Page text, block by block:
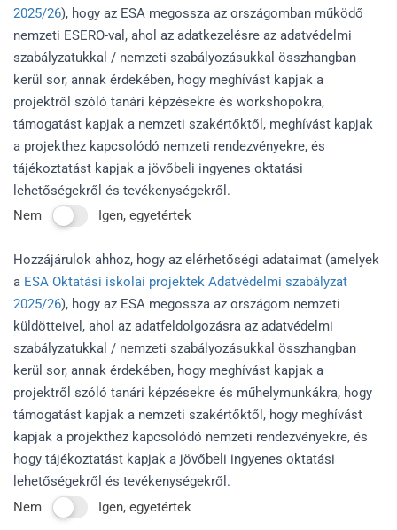
2025/26), hogy az ESA megossza az országomban működő
nemzeti ESERO-val, ahol az adatkezelésre az adatvédelmi
szabályzatukkal / nemzeti szabályozásukkal összhangban
kerül sor, annak érdekében, hogy meghívást kapjak a
projektről szóló tanári képzésekre és workshopokra,
támogatást kapjak a nemzeti szakértőktől, meghívást kapjak
a projekthez kapcsolódó nemzeti rendezvényekre, és
tájékoztatást kapjak a jövőbeli ingyenes oktatási
lehetőségekről és tevékenységekről.
Nem
Igen, egyetértek
Hozzájárulok ahhoz, hogy az elérhetőségi adataimat (amelyek
a ESA Oktatási iskolai projektek Adatvédelmi szabályzat
2025/26), hogy az ESA megossza az országom nemzeti
küldötteivel, ahol az adatfeldolgozásra az adatvédelmi
szabályzatukkal / nemzeti szabályozásukkal összhangban
kerül sor, annak érdekében, hogy meghívást kapjak a
projektről szóló tanári képzésekre és műhelymunkákra, hogy
támogatást kapjak a nemzeti szakértőktől, hogy meghívást
kapjak a projekthez kapcsolódó nemzeti rendezvényekre, és
hogy tájékoztatást kapjak a jövőbeli ingyenes oktatási
lehetőségekről és tevékenységekről.
Nem
Igen, egyetértek